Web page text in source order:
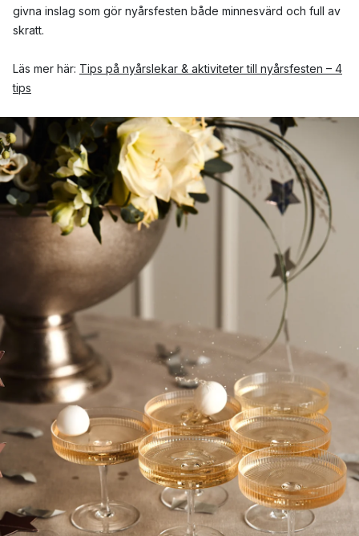
givna inslag som gör nyårsfesten både minnesvärd och full av
skratt.
Läs mer här: Tips på nyårslekar & aktiviteter till nyårsfesten – 4
tips